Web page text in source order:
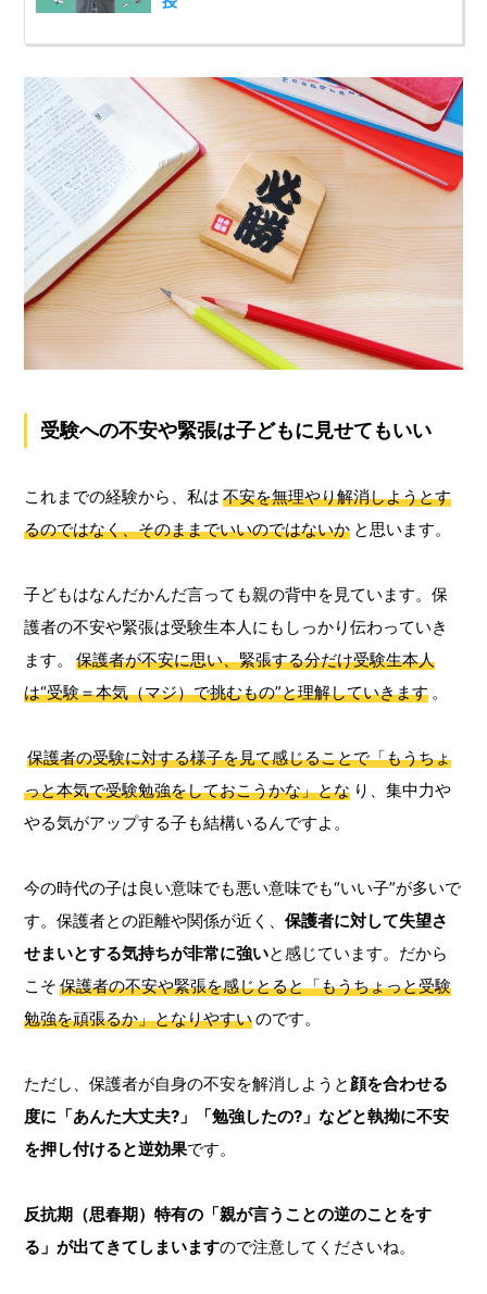
受験への不安や緊張は子どもに見せてもいい
これまでの経験から、私は 不安を無理やり解消しようとす
るのではなく、そのままでいいのではないか と思います。
子どもはなんだかんだ言っても親の背中を見ています。保
護者の不安や緊張は受験生本人にもしっかり伝わっていき
ます。
保護者が不安に思い、緊張する分だけ受験生本人
は“受験＝本気（マジ）で挑むもの”と理解していきます 。
保護者の受験に対する様子を見て感じることで「もうちょ
っと本気で受験勉強をしておこうかな」とな り、集中力や
やる気がアップする子も結構いるんですよ。
今の時代の子は良い意味でも悪い意味でも“いい子”が多いで
す。保護者との距離や関係が近く、保護者に対して失望さ
せまいとする気持ちが非常に強いと感じています。だから
こそ 保護者の不安や緊張を感じとると「もうちょっと受験
勉強を頑張るか」となりやすいのです。
ただし、保護者が自身の不安を解消しようと 顔を合わせる
度に「あんた大丈夫?」「勉強したの?」などと執拗に不安
を押し付けると逆効果です。
反抗期（思春期）特有の「親が言うことの逆のことをす
る」が出てきてしまいますので注意してくださいね。